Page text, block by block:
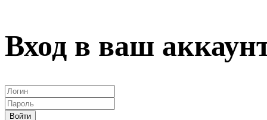
Вход в ваш
Войти